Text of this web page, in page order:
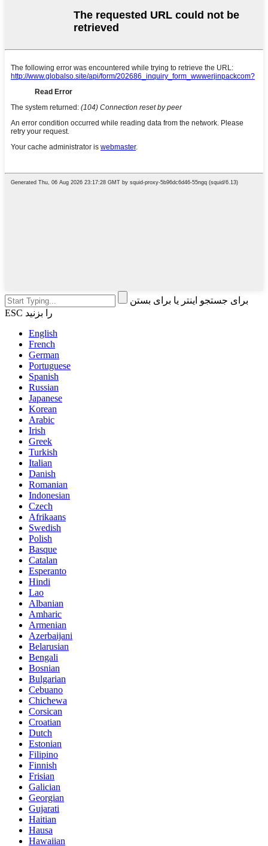
برای جستجو اینتر یا برای بستن
ESC را بزنید
English
French
German
Portuguese
Spanish
Russian
Japanese
Korean
Arabic
Irish
Greek
Turkish
Italian
Danish
Romanian
Indonesian
Czech
Afrikaans
Swedish
Polish
Basque
Catalan
Esperanto
Hindi
Lao
Albanian
Amharic
Armenian
Azerbaijani
Belarusian
Bengali
Bosnian
Bulgarian
Cebuano
Chichewa
Corsican
Croatian
Dutch
Estonian
Filipino
Finnish
Frisian
Galician
Georgian
Gujarati
Haitian
Hausa
Hawaiian